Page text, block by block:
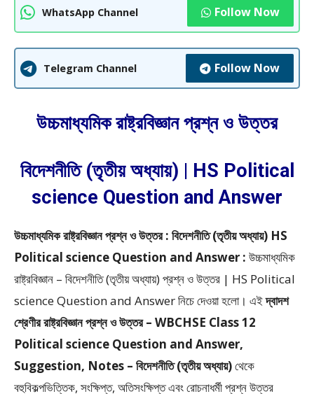
WhatsApp Channel Follow Now
Telegram Channel Follow Now
উচ্চমাধ্যমিক রাষ্ট্রবিজ্ঞান প্রশ্ন ও উত্তর
বিদেশনীতি (তৃতীয় অধ্যায়) | HS Political
science Question and Answer
উচ্চমাধ্যমিক রাষ্ট্রবিজ্ঞান প্রশ্ন ও উত্তর : বিদেশনীতি (তৃতীয় অধ্যায়) HS
Political science Question and Answer : উচ্চমাধ্যমিক
রাষ্ট্রবিজ্ঞান – বিদেশনীতি (তৃতীয় অধ্যায়) প্রশ্ন ও উত্তর | HS Political
science Question and Answerনিচে দেওয়া হলো। এইদ্বাদশ
শ্রেণীর রাষ্ট্রবিজ্ঞান প্রশ্ন ও উত্তর – WBCHSE Class 12
Political science Question and Answer,
Suggestion, Notes – বিদেশনীতি (তৃতীয় অধ্যায়)থেকে
বহুবিকল্পভিত্তিক, সংক্ষিপ্ত, অতিসংক্ষিপ্ত এবং রোচনাধর্মী প্রশ্ন উত্তর